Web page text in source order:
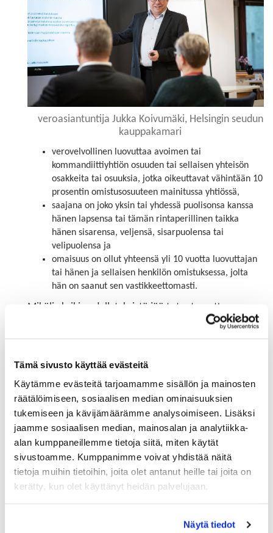
Tämä sivusto käyttää evästeitä
Käytämme evästeitä tarjoamamme sisällön ja mainosten
räätälöimiseen, sosiaalisen median ominaisuuksien
tukemiseen ja kävijämäärämme analysoimiseen. Lisäksi
jaamme sosiaalisen median, mainosalan ja analytiikka-
alan kumppaneillemme tietoja siitä, miten käytät
sivustoamme. Kumppanimme voivat yhdistää näitä
tietoja muihin tietoihin, joita olet antanut heille tai joita on
kerätty, kun olet käyttänyt heidän palvelujaan.
Näytä tiedot
veroasiantuntija Jukka Koivumäki, Helsingin seudun
kauppakamari
verovelvollinen luovuttaa avoimen tai
kommandiittiyhtiön osuuden tai sellaisen yhteisön
osakkeita tai osuuksia, jotka oikeuttavat vähintään 10
prosentin omistusosuuteen mainitussa yhtiössä,
saajana on joko yksin tai yhdessä puolisonsa kanssa
hänen lapsensa tai tämän rintaperillinen taikka
hänen sisarensa, veljensä, sisarpuolensa tai
velipuolensa ja
omaisuus on ollut yhteensä yli 10 vuotta luovuttajan
tai hänen ja sellaisen henkilön omistuksessa, jolta
hän on saanut sen vastikkeettomasti.
Mikäli yksikin edellytyksistä jää toteutumatta,
Jos sukupolvenvaihdoksessa myydään muun yhteisön
kuin avoimen tai kommandiittiyhtiön osuus, kaupan
kohteena tulee olla vähintään 10 prosentin osuus
yhtiön varallisuuteen. Esimerkiksi osakeyhtiössä
ratkaisevaa on osakkeiden tuottama oikeus yhtiön
varallisuuteen. Äänioikeus voi olla pienempikin kuin
10 prosenttia. Verotuskäytännössä 10 prosentin
sääntöä on lisäksi tulkittu siten, että jokaisen
yksittäisen luovutuksen on oltava suuruudeltaan